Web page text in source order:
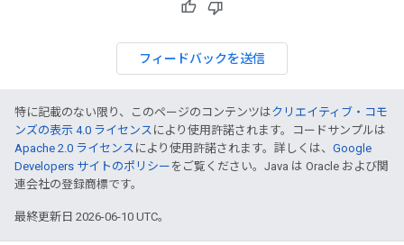
フィードバックを送信
特に記載のない限り、このページのコンテンツはクリエイティブ・コモ
ンズの表示 4.0 ライセンス により使用許諾されます。コードサンプルは
Apache 2.0 ライセンス により使用許諾されます。詳しくは、 Google
Developers サイトのポリシー をご覧ください。Java は Oracle および関
連会社の登録商標です。
最終更新日 2026-06-10 UTC。